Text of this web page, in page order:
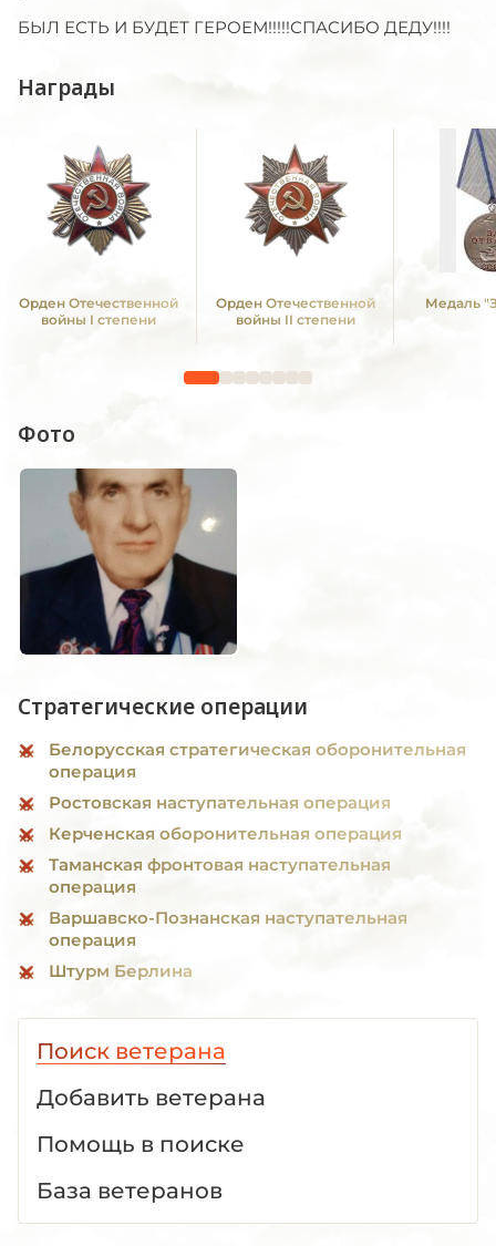
БЫЛ ЕСТЬ И БУДЕТ ГЕРОЕМ!!!!!СПАСИБО ДЕДУ!!!!
Награды
Орден Отечественной
войны I степени
Орден Отечественной
войны II степени
Медаль
Фото
Стратегические операции
Белорусская стратегическая оборонительная
операция
Ростовская наступательная операция
Керченская оборонительная операция
Таманская фронтовая наступательная
операция
Варшавско-Познанская наступательная
операция
Штурм Берлина
Поиск ветерана
Добавить ветерана
Помощь в поиске
База ветеранов